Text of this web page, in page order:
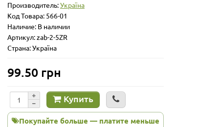
Производитель:Україна
Код Товара: 566-01
Наличие: В наличии
Артикул: zab-2-5ZR
Страна: Україна
99.50 грн
Купить
Покупайте больше — платите меньше